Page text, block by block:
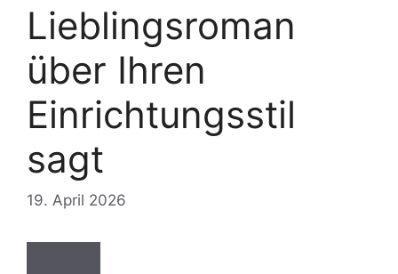
Lieblingsroman
über Ihren
Einrichtungsstil
sagt
19. April 2026